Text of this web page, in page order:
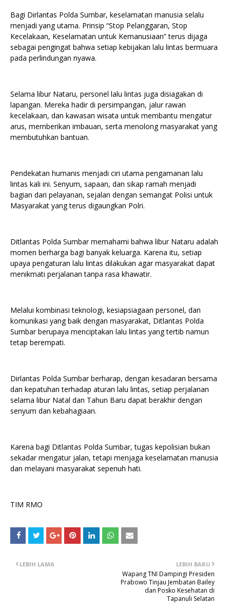
Bagi Dirlantas Polda Sumbar, keselamatan manusia selalu
menjadi yang utama. Prinsip “Stop Pelanggaran, Stop
Kecelakaan, Keselamatan untuk Kemanusiaan” terus dijaga
sebagai pengingat bahwa setiap kebijakan lalu lintas bermuara
pada perlindungan nyawa.
Selama libur Nataru, personel lalu lintas juga disiagakan di
lapangan. Mereka hadir di persimpangan, jalur rawan
kecelakaan, dan kawasan wisata untuk membantu mengatur
arus, memberikan imbauan, serta menolong masyarakat yang
membutuhkan bantuan.
Pendekatan humanis menjadi ciri utama pengamanan lalu
lintas kali ini. Senyum, sapaan, dan sikap ramah menjadi
bagian dari pelayanan, sejalan dengan semangat Polisi untuk
Masyarakat yang terus digaungkan Polri.
Ditlantas Polda Sumbar memahami bahwa libur Nataru adalah
momen berharga bagi banyak keluarga. Karena itu, setiap
upaya pengaturan lalu lintas dilakukan agar masyarakat dapat
menikmati perjalanan tanpa rasa khawatir.
Melalui kombinasi teknologi, kesiapsiagaan personel, dan
komunikasi yang baik dengan masyarakat, Ditlantas Polda
Sumbar berupaya menciptakan lalu lintas yang tertib namun
tetap berempati.
Dirlantas Polda Sumbar berharap, dengan kesadaran bersama
dan kepatuhan terhadap aturan lalu lintas, setiap perjalanan
selama libur Natal dan Tahun Baru dapat berakhir dengan
senyum dan kebahagiaan.
Karena bagi Ditlantas Polda Sumbar, tugas kepolisian bukan
sekadar mengatur jalan, tetapi menjaga keselamatan manusia
dan melayani masyarakat sepenuh hati.
TIM RMO
LEBIH BARU
Wapang TNI Dampingi Presiden
Prabowo Tinjau Jembatan Bailey
dan Posko Kesehatan di
Tapanuli Selatan
LEBIH LAMA